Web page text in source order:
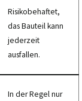
Risikobehaftet,
das Bauteil kann
jederzeit
ausfallen.
In der Regel nur